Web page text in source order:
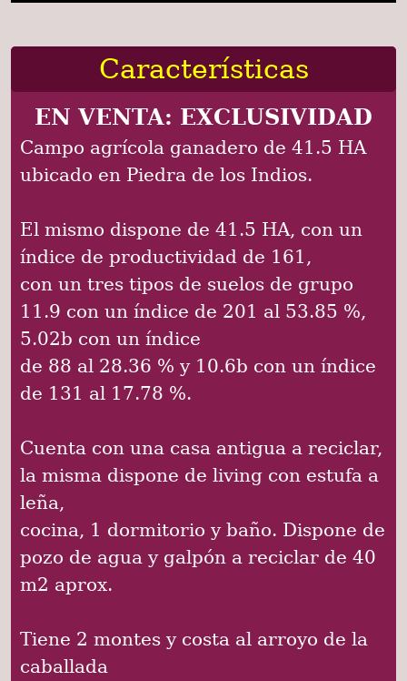
Características
EN VENTA: EXCLUSIVIDAD
Campo agrícola ganadero de 41.5 HA
ubicado en Piedra de los Indios.
El mismo dispone de 41.5 HA, con un
índice de productividad de 161,
con un tres tipos de suelos de grupo
11.9 con un índice de 201 al 53.85 %,
5.02b con un índice
de 88 al 28.36 % y 10.6b con un índice
de 131 al 17.78 %.
Cuenta con una casa antigua a reciclar,
la misma dispone de living con estufa a
leña,
cocina, 1 dormitorio y baño. Dispone de
pozo de agua y galpón a reciclar de 40
m2 aprox.
Tiene 2 montes y costa al arroyo de la
caballada